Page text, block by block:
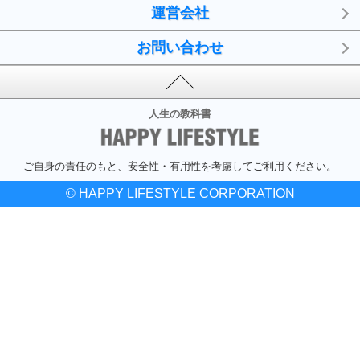
運営会社
お問い合わせ
人生の教科書
ご自身の責任のもと、安全性・有用性を考慮してご利用ください。
© HAPPY LIFESTYLE CORPORATION